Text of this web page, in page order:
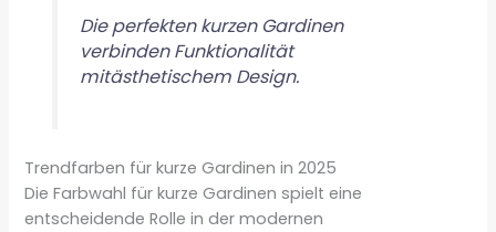
Die perfekten kurzen Gardinen
verbinden Funktionalität
mitästhetischem Design.
Trendfarben für kurze Gardinen in 2025
Die Farbwahl für kurze Gardinen spielt eine
entscheidende Rolle in der modernen